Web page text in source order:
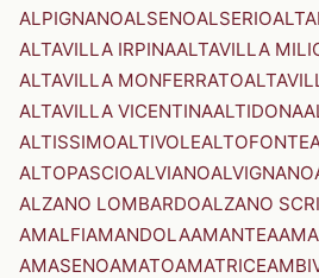
ALPIGNANOALSENOALSERIO
ALTAVILLA IRPINAALTAVILLA
ALTAVILLA MONFERRATO
ALTAVILLA VICENTINAALTIDONA
ALTISSIMOALTIVOLEALTOFONTE
ALTOPASCIOALVIANOALVIGNANO
ALZANO LOMBARDOALZANO
AMALFIAMANDOLAAMANTEA
AMASENOAMATOAMATRICE